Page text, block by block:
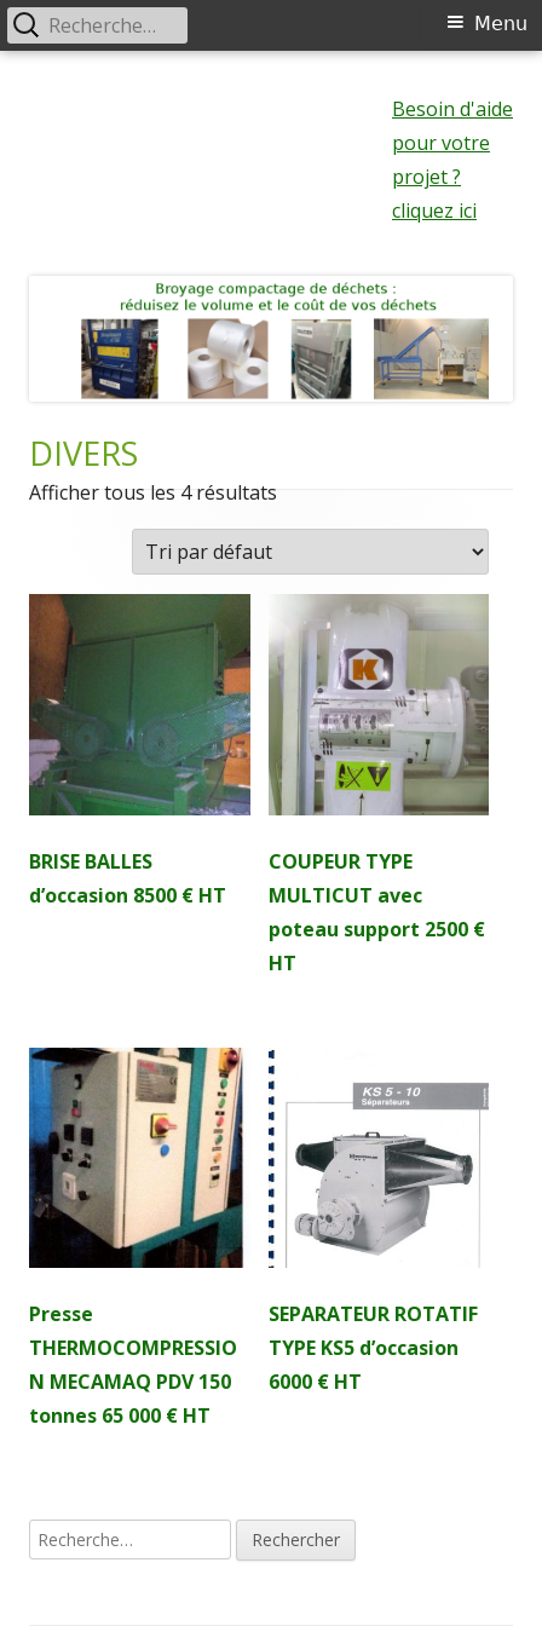
Besoin d'aide
pour votre
projet ?
cliquez ici
Menu
Menu
Rechercher :
DIVERS
Afficher tous les 4 résultats
BRISE BALLES
d’occasion 8500 € HT
COUPEUR TYPE
MULTICUT avec
poteau support 2500 €
HT
Presse
THERMOCOMPRESSIO
N MECAMAQ PDV 150
tonnes 65 000 € HT
SEPARATEUR ROTATIF
TYPE KS5 d’occasion
6000 € HT
Colonne
principale
Rechercher :